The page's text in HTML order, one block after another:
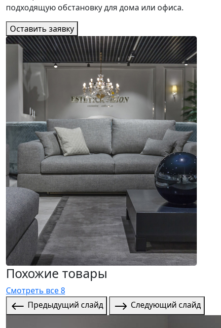
подходящую обстановку для дома или офиса.
Оставить заявку
Похожие товары
Смотреть все 8
Предыдущий слайд
Следующий слайд